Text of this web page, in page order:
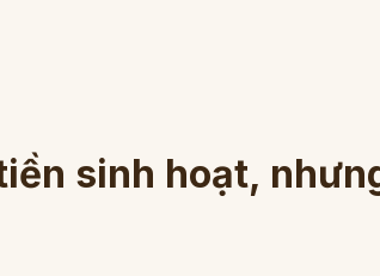
sinh hoạt,